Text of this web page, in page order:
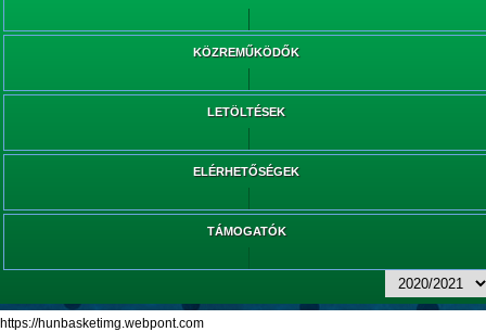
KÖZREMŰKÖDŐK
LETÖLTÉSEK
ELÉRHETŐSÉGEK
TÁMOGATÓK
https://hunbasketimg.webpont.com